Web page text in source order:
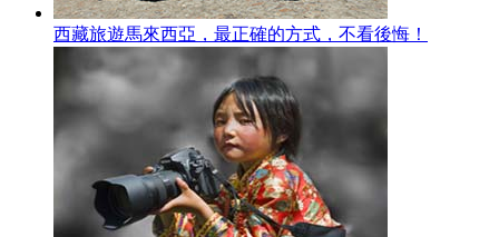
西藏旅遊馬來西亞，最正確的方式，不看後悔！